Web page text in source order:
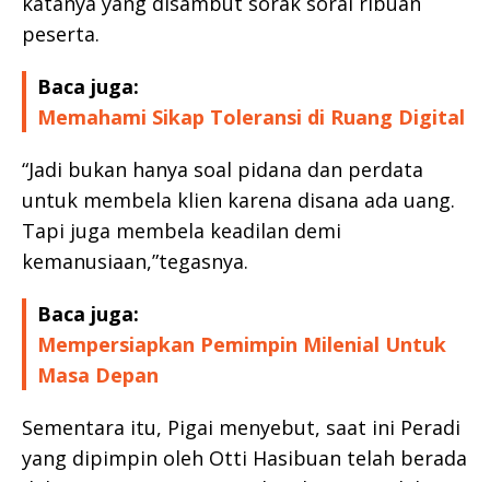
peserta.
Baca juga:
Memahami Sikap Toleransi di Ruang Digital
“Jadi bukan hanya soal pidana dan perdata
untuk membela klien karena disana ada uang.
Tapi juga membela keadilan demi
kemanusiaan,”tegasnya.
Baca juga:
Mempersiapkan Pemimpin Milenial Untuk
Masa Depan
Sementara itu, Pigai menyebut, saat ini Peradi
yang dipimpin oleh Otti Hasibuan telah berada